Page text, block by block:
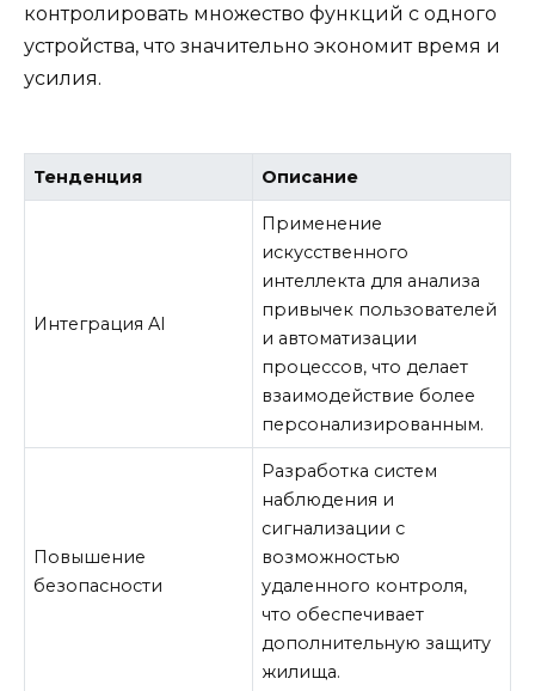
контролировать множество функций с одного
устройства, что значительно экономит время и
усилия.
Тенденция Описание
Интеграция AI
Применение
искусственного
интеллекта для анализа
привычек пользователей
и автоматизации
процессов, что делает
взаимодействие более
персонализированным.
Повышение
безопасности
Разработка систем
наблюдения и
сигнализации с
возможностью
удаленного контроля,
что обеспечивает
дополнительную защиту
жилища.